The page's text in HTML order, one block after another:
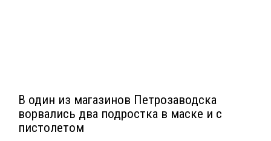
В один из магазинов Петрозаводска
ворвались два подростка в маске и с
пистолетом